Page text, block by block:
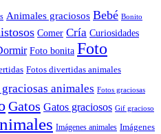
Animales graciosos Bebé Bonito
Comer Cría Curiosidades
Foto bonita Foto
Fotos divertidas animales
animales Fotos graciosas
Gatos Gatos graciosos Gif gracioso
Imágenes animales Imágenes